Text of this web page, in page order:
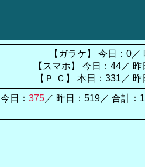
【ガラケ】 今日：0／
【スマホ】 今日：44／
【Ｐ Ｃ】 本日：331／
日： 375／ 昨日：519／ 合計：